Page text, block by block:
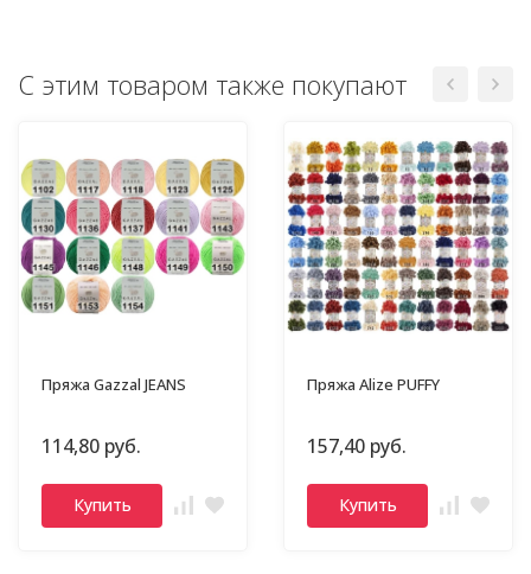
С этим товаром также покупают
Пряжа Gazzal JEANS
114,80 руб.
Купить
Пряжа Alize PUFFY
157,40 руб.
Купить